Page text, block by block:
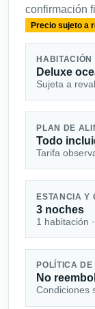
confirmación
Precio sujeto a
HABITACIÓN
Deluxe
Sujeta a
PLAN DE
Todo
Tarifa
ESTANCIA Y
3 noches
1 habitación
POLÍTICA DE
No
Condiciones